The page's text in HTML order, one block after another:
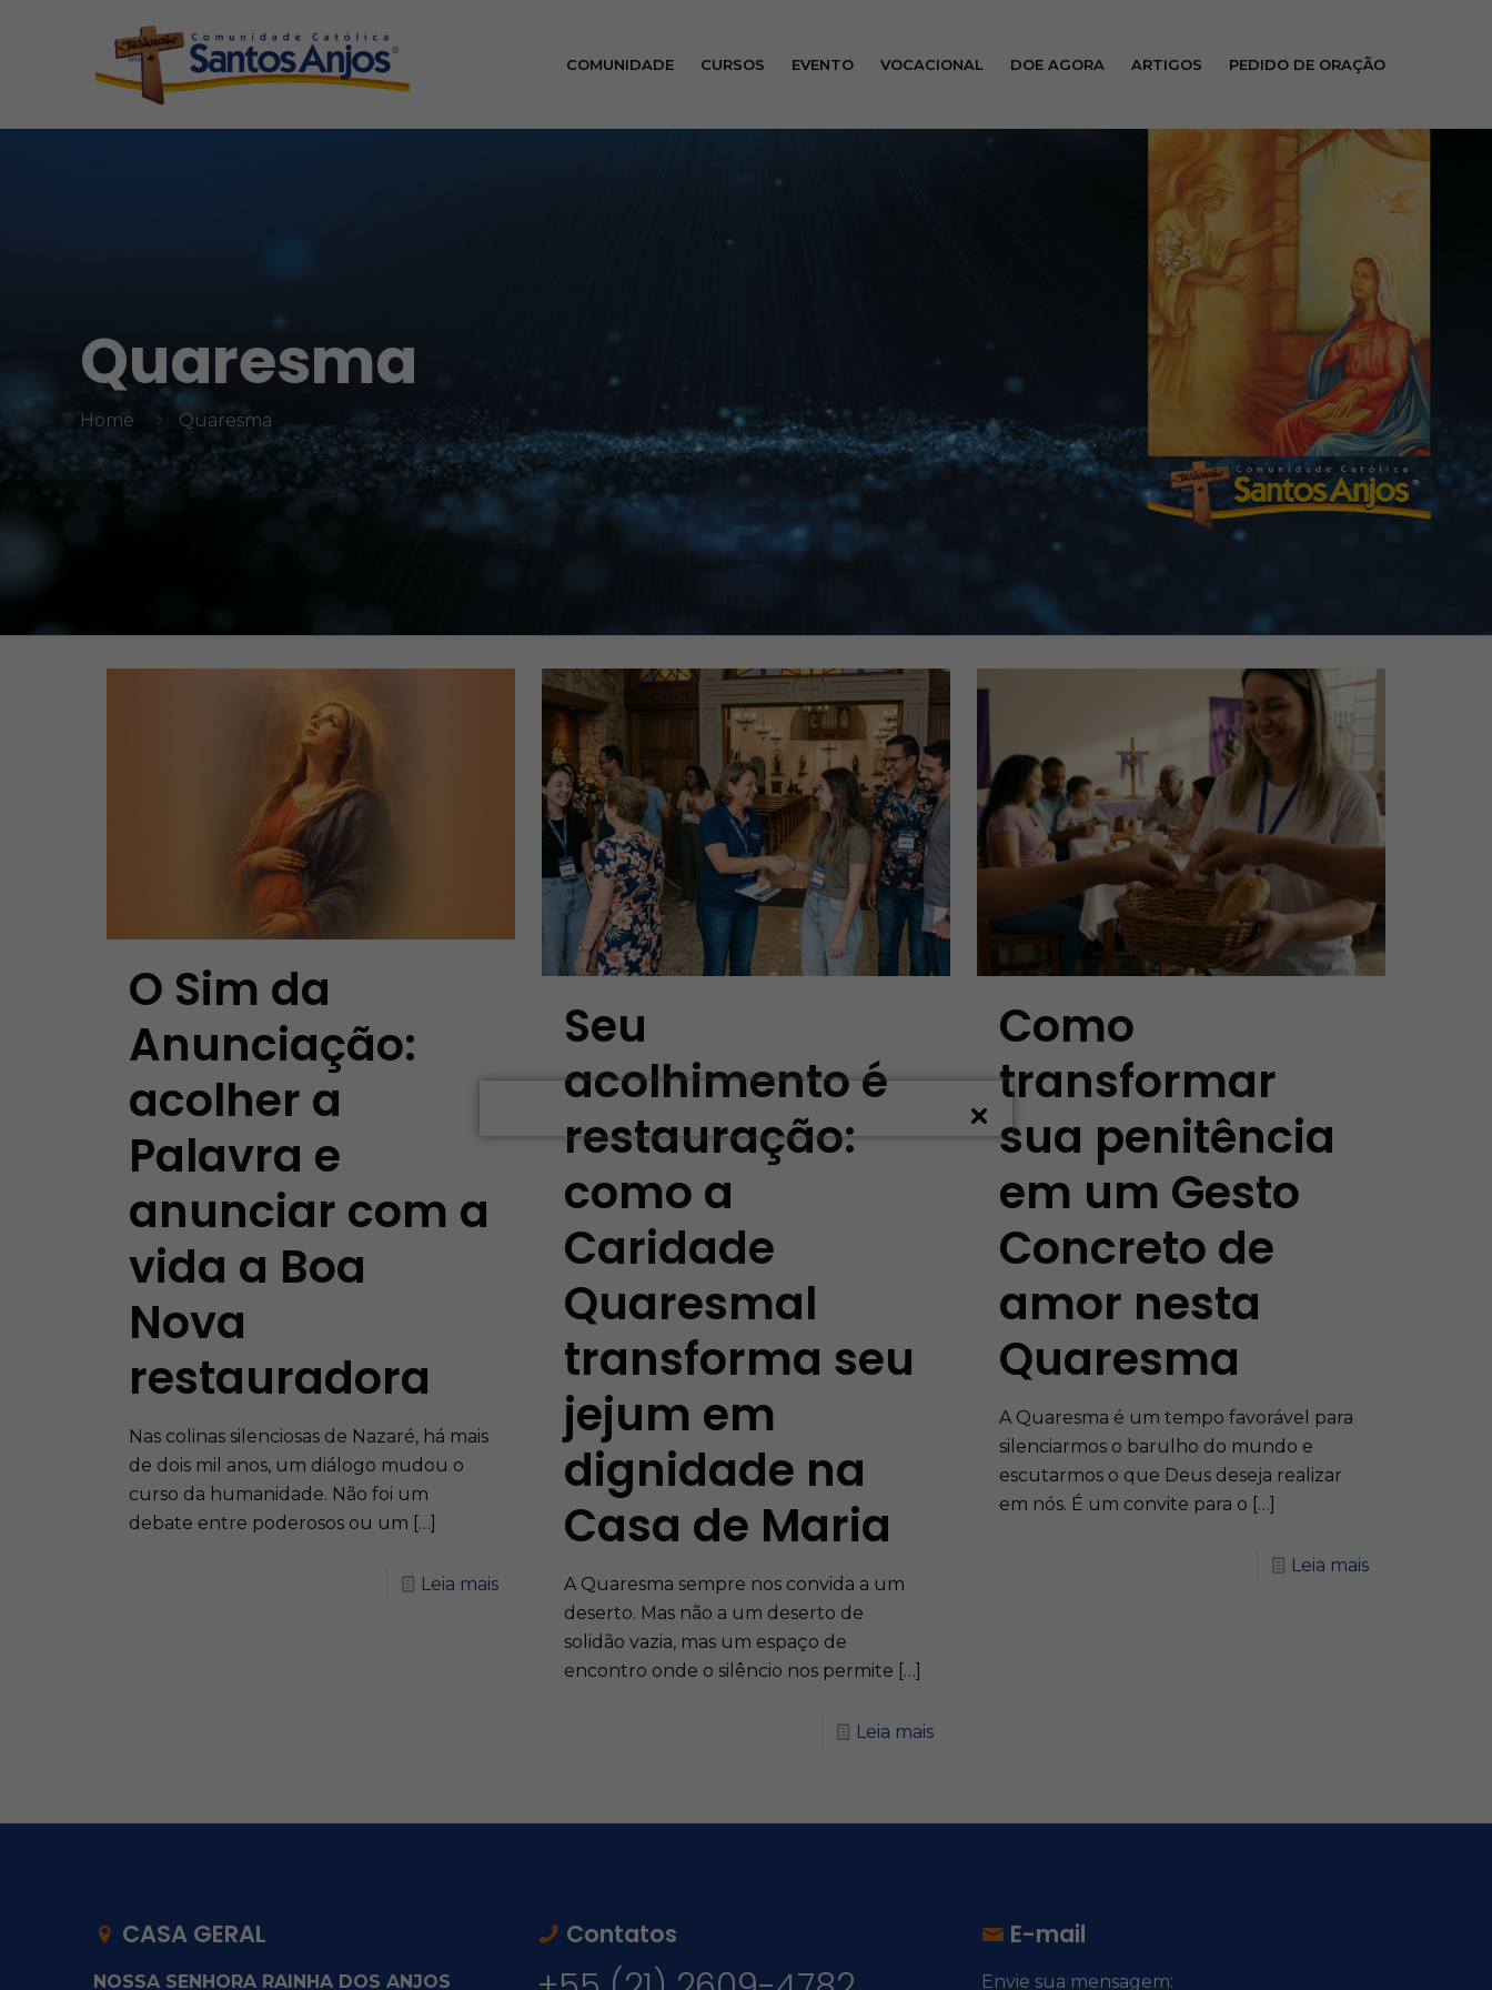
COMUNIDADE CURSOS EVENTO VOCACIONAL DOE AGORA ARTIGOS PEDIDO DE ORAÇÃO
Quaresma
Home Quaresma
O Sim da
Anunciação:
acolher a
Palavra e
anunciar com a
vida a Boa
Nova
restauradora
Nas colinas silenciosas de Nazaré, há mais
de dois mil anos, um diálogo mudou o
curso da humanidade. Não foi um
debate entre poderosos ou um […]
Leia mais
Seu
acolhimento é
restauração:
como a
Caridade
Quaresmal
transforma seu
jejum em
dignidade na
Casa de Maria
A Quaresma sempre nos convida a um
deserto. Mas não a um deserto de
solidão vazia, mas um espaço de
encontro onde o silêncio nos permite […]
Leia mais
Como
transformar
sua penitência
em um Gesto
Concreto de
amor nesta
Quaresma
A Quaresma é um tempo favorável para
silenciarmos o barulho do mundo e
escutarmos o que Deus deseja realizar
em nós. É um convite para o […]
Leia mais
CASA GERAL
NOSSA SENHORA RAINHA DOS ANJOS
Contatos E-mail
Envie sua mensagem: